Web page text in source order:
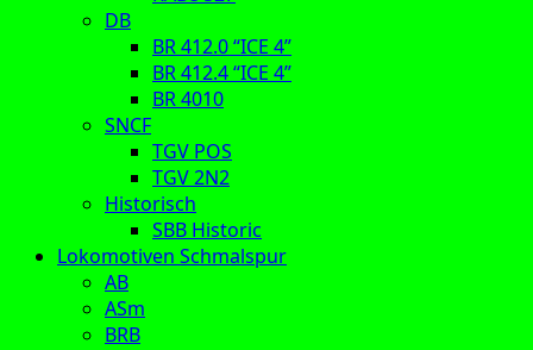
DB
BR 412.0 “ICE 4”
BR 412.4 “ICE 4”
BR 4010
SNCF
TGV POS
TGV 2N2
Historisch
SBB Historic
Lokomotiven Schmalspur
AB
ASm
BRB